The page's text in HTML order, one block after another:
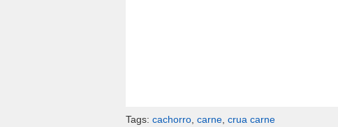
Tags: cachorro, carne, crua carne